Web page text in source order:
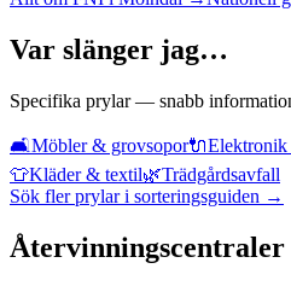
Var slänger jag…
Specifika prylar — snabb
🛋️Möbler & grovsopor🔌Elektronik
👕Kläder & textil🌿Trädgårdsavfall
Sök fler prylar i sorteringsguiden →
Återvinningscentraler